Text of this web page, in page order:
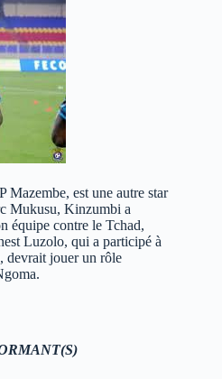
est une autre star
Mukusu, Kinzumbi a
équipe contre le Tchad,
Luzolo, qui a participé à
devrait jouer un rôle